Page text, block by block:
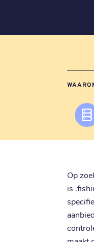
Op
is